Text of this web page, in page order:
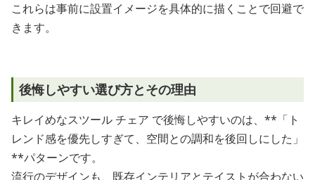
これらは事前に設置イメージを具体的に描くことで回避で
きます。
後悔しやすい選び方とその理由
キレイめなスツール チェア で後悔しやすいのは、**「ト
レンド感を優先しすぎて、空間との調和を後回しにした」
**パターンです。
流行のデザインも、既存インテリアとテイストが合わない